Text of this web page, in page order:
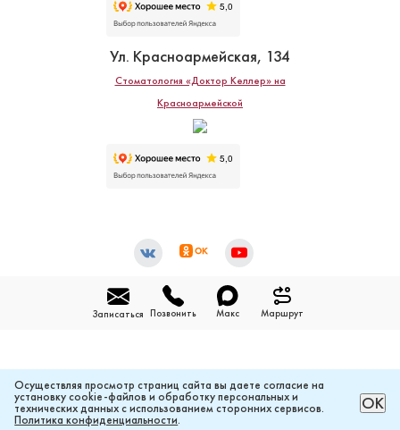
Ул. Красноармейская, 134
Стоматология «Доктор Келлер» на
Красноармейской
Записаться Позвонить Макс Маршрут
Осуществляя просмотр страниц сайта вы даете согласие на
установку cookie-файлов и обработку персональных и
технических данных с использованием сторонних сервисов.
Политика конфиденциальности.
ОК
РАССЧИТАТЬ ЦЕНУ ОНЛАЙН